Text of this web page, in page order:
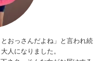
おっさんだよね」と言われ続
人になりました。